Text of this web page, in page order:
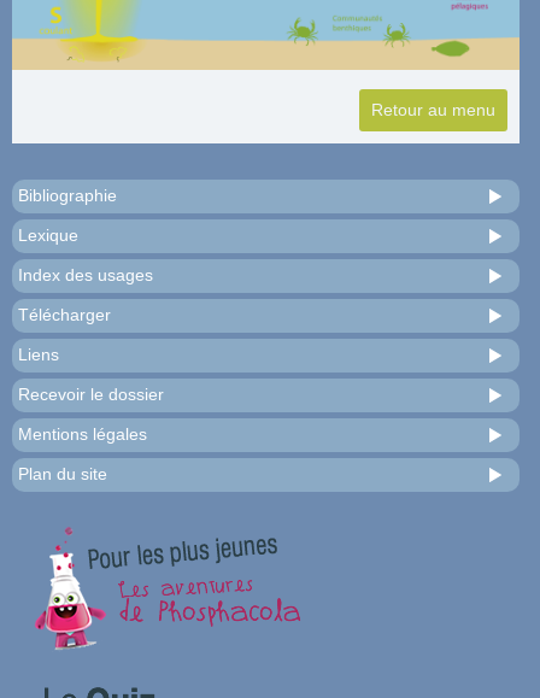
Bibliographie
Lexique
Index des usages
Télécharger
Liens
Recevoir le dossier
Mentions légales
Plan du site